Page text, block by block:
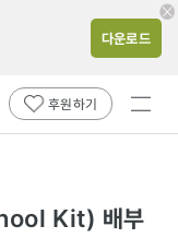
다운로드
후원하기
전체
Kit) 배부